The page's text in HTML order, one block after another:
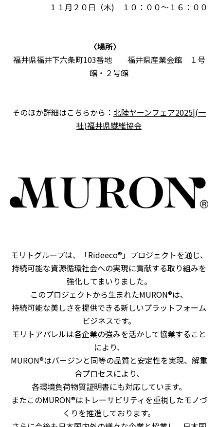
１１月２０日（木) １０：００～１６：００
〈場所〉
福井県福井下六条町103番地 福井県産業会館 １号
館・２号館
そのほか詳細はこちらから： 北陸ヤーンフェア2025|(一
社)福井県繊維協会
モリトグループは、「Rideeco®」プロジェクトを通じ、
持続可能な資源循環社会への実現に貢献する取り組みを
強化してまいりました。
このプロジェクトから生まれたMURON®︎は、
持続可能な美しさを提供できる新しいプラットフォーム
ビジネスです。
モリトアパレルは各企業の強みを活かして協業すること
により、
MURON®︎はバージンと同等の品質と安定性を実現、解重
合プロセスにより、
各環境負荷物質証明書にも対応しています。
またこのMURON®︎はトレーサビリティを重視したモノづ
くりを推進しております。